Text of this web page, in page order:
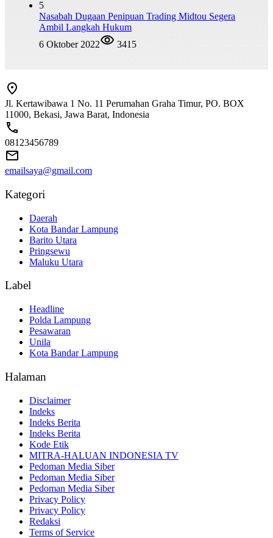
5
Nasabah Dugaan Penipuan Trading Midtou Segera
Ambil Langkah Hukum
6 Oktober 2022
3415
Jl. Kertawibawa 1 No. 11 Perumahan Graha Timur, PO. BOX
11000, Bekasi, Jawa Barat, Indonesia
08123456789
emailsaya@gmail.com
Kategori
Daerah
Kota Bandar Lampung
Barito Utara
Pringsewu
Maluku Utara
Label
Headline
Polda Lampung
Pesawaran
Unila
Kota Bandar Lampung
Halaman
Disclaimer
Indeks
Indeks Berita
Indeks Berita
Kode Etik
MITRA-HALUAN INDONESIA TV
Pedoman Media Siber
Pedoman Media Siber
Pedoman Media Siber
Privacy Policy
Privacy Policy
Redaksi
Terms of Service